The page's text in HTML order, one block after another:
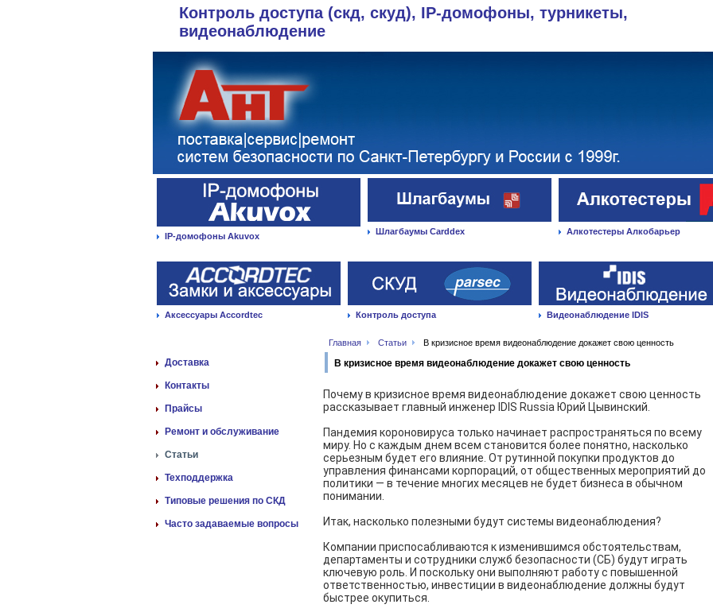
Контроль доступа (скд, скуд), IP-домофоны, турникеты,
видеонаблюдение
IP-домофоны Akuvox Шлагбаумы Carddex Алкотестеры Алкобарьер
Аксессуары Accordtec Контроль доступа Видеонаблюдение IDIS
Главная Статьи В кризисное время видеонаблюдение докажет свою ценность
Доставка
Контакты
Прайсы
Ремонт и обслуживание
Статьи
Техподдержка
Типовые решения по СКД
Часто задаваемые вопросы
В кризисное время видеонаблюдение докажет свою ценность
Почему в кризисное время видеонаблюдение докажет свою ценность
рассказывает главный инженер IDIS Russia Юрий Цывинский.
Пандемия короновируса только начинает распространяться по всему
миру. Но с каждым днем всем ​​становится более понятно, насколько
серьезным будет его влияние. От рутинной покупки продуктов до
управления финансами корпораций, от общественных мероприятий до
политики — в течение многих месяцев не будет бизнеса в обычном
понимании.
Итак, насколько полезными будут системы видеонаблюдения?
Компании приспосабливаются к изменившимся обстоятельствам,
департаменты и сотрудники служб безопасности (СБ) будут играть
ключевую роль. И поскольку они выполняют работу с повышенной
ответственностью, инвестиции в видеонаблюдение должны будут
быстрее окупиться.